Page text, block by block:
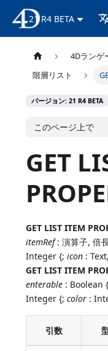
4D ドキュメン
21 R4 BETA
4Dランゲ
階層リスト
バージョン: 21 R4 BETA
このページ上で
GET
GET LIST ITEM
itemRef: 演算子, 倍
Integer {;icon :
GET LIST ITEM
enterable : Boolean
Integer {;color :
引数